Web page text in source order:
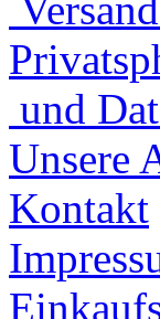
und
Unsere
Kontakt